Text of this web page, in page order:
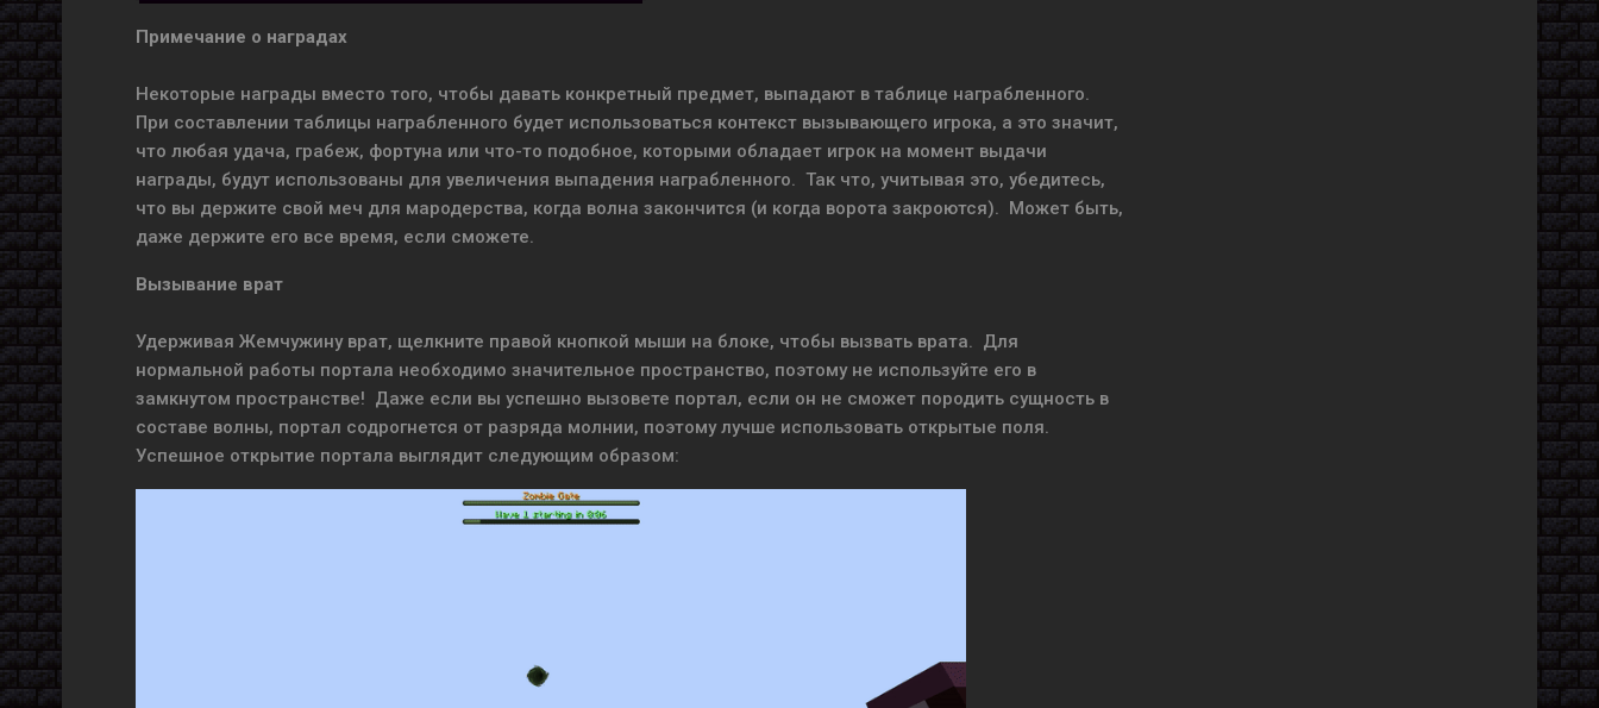
Примечание о наградах
Некоторые награды вместо того, чтобы давать конкретный предмет, выпадают в таблице награбленного.
При составлении таблицы награбленного будет использоваться контекст вызывающего игрока, а это значит,
что любая удача, грабеж, фортуна или что-то подобное, которыми обладает игрок на момент выдачи
награды, будут использованы для увеличения выпадения награбленного. Так что, учитывая это, убедитесь,
что вы держите свой меч для мародерства, когда волна закончится (и когда ворота закроются). Может быть,
даже держите его все время, если сможете.
Вызывание врат
Удерживая Жемчужину врат, щелкните правой кнопкой мыши на блоке, чтобы вызвать врата. Для
нормальной работы портала необходимо значительное пространство, поэтому не используйте его в
замкнутом пространстве! Даже если вы успешно вызовете портал, если он не сможет породить сущность в
составе волны, портал содрогнется от разряда молнии, поэтому лучше использовать открытые поля.
Успешное открытие портала выглядит следующим образом: